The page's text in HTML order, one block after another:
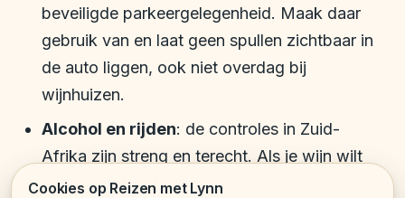
beveiligde parkeergelegenheid. Maak daar
gebruik van en laat geen spullen zichtbaar in
de auto liggen, ook niet overdag bij
wijnhuizen.
Alcohol en rijden: de controles in Zuid-
Afrika zijn streng en terecht. Als je wijn wilt
proeven, plan dan een dag waarop je niet
Cookies op Reizen met Lynn